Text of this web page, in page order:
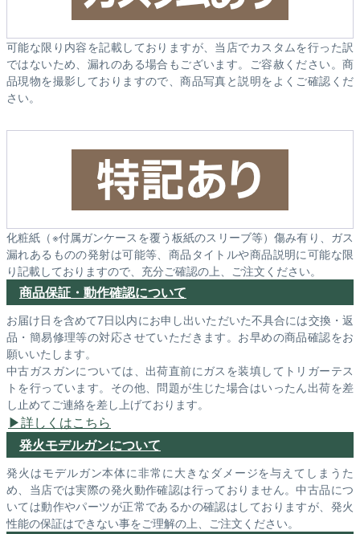
可能な限り内容を記載しておりますが、当店でカスタムを行った訳
ではないため、漏れのある場合もございます。ご容赦ください。商
品現物を撮影しておりますので、商品写真と説明をよくご確認くだ
さい。
化粧紙（※付属ガンケースを覆う板紙のスリーブ等）傷み有り、ガス
漏れあるものの発射は可能等、商品タイトルや商品説明に可能な限
り記載しておりますので、充分ご確認の上、ご注文ください。
商品保証・動作確認について
お届け日を含めて7日以内にお申し出いただいた不具合には交換・返
品・簡易修理等の対応させていただきます。お早めの商品確認をお
願いいたします。
中古ガスガンについては、出荷直前にガスを装填してトリガーテス
トを行っています。その他、問題が生じた場合はいったん出荷を差
し止めてご連絡を差し上げております。
詳しくはこちら
発火モデルガンについて
発火はモデルガン本体に非常に大きなダメージを与えてしまうた
め、当店では実際の発火動作確認は行っておりません。中古品につ
いては動作やパーツが正常であるかの確認はしておりますが、発火
性能の保証はできない事をご理解の上、ご注文ください。